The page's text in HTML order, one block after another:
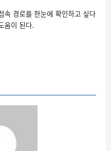
속 경로를 한눈에 확인하고 싶다
움이 된다.